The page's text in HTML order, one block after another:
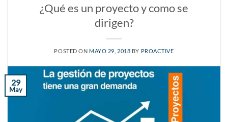
¿Qué es un proyecto y como se
dirigen?
POSTED ON MAYO 29, 2018 BY PROACTIVE
29
May